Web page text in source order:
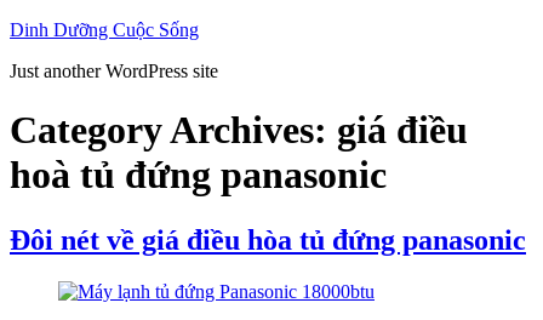
Skip
content
Dinh Dưỡng Cuộc Sống
Just another WordPress site
Category Archives: giá điều
hoà tủ đứng panasonic
Đôi nét về giá điều hòa tủ đứng panasonic